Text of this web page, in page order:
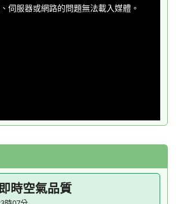
伺服器或網路的問題無法載入媒體。
時空氣品質